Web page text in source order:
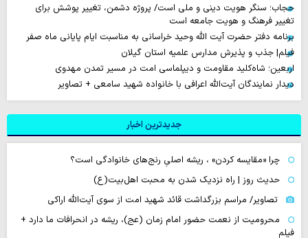
حجاب؛ سنگر هویت دینی و ملی است/ پروژه دشمن، تغییر پوشش برای
تغییر فرهنگ و هویت جامعه است
برنامه دفتر حضرت آیت الله وحید خراسانی به مناسبت ایام پایانی ماه صفر
فیلم| جذب و پذیرش مدارس علمیه استان گیلان
اربعین؛ شاه‌کلید مقاومت و دیپلماسی امت در مسیر تمدن مهدوی
دیدار نمایندگان آیت‌الله اعرافی با خانواده شهید سامعی + تصاویر
جدیدترین اخبار
چرا «مقایسه کردن» ، ریشه اصلیِ رنج‌های خانوادگی است؟
حدیث روز | راه نزدیک شدن به محبت اهل‌بیت(ع)
تصاویر/ مراسم بزرگداشت قائد شهید امت از سوی آیت‌الله اراکی
محرومیت از نعمت حضور امام زمان (عج)، ریشه در انحرافات ما دارد +
فیلم